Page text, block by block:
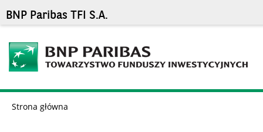
BNP Paribas TFI S.A.
Strona główna